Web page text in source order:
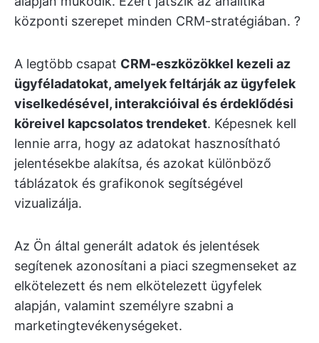
központi szerepet minden CRM-stratégiában. ?
A legtöbb csapat CRM-eszközökkel kezeli az
ügyféladatokat, amelyek feltárják az ügyfelek
viselkedésével, interakcióival és érdeklődési
köreivel kapcsolatos trendeket. Képesnek kell
lennie arra, hogy az adatokat hasznosítható
jelentésekbe alakítsa, és azokat különböző
táblázatok és grafikonok segítségével
vizualizálja.
Az Ön által generált adatok és jelentések
segítenek azonosítani a piaci szegmenseket az
elkötelezett és nem elkötelezett ügyfelek
alapján, valamint személyre szabni a
marketingtevékenységeket.